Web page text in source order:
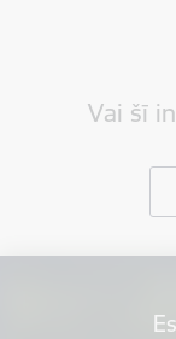
Vai šī